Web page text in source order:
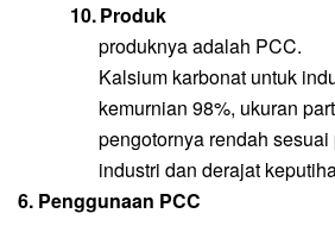
10.Produk
produknya adalah PCC.
Kalsium karbonat untuk
kemurnian 98%, ukuran
pengotornya rendah
industri dan derajat
6. Penggunaan PCC